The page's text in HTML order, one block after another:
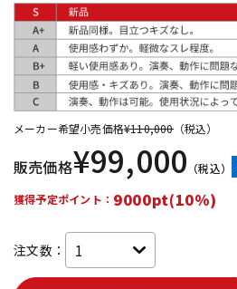
メーカー希望小売価格¥110,000（税込）
販売価格¥99,000 （税込）
獲得予定ポイント： 9000pt(10%)
注文数：